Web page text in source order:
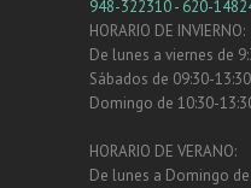
948-322310 - 620-
HORARIO DE INVIERNO:
De lunes a viernes de
Sábados de 09:30-
Domingo de 10:30-
HORARIO DE VERANO:
De lunes a Domingo